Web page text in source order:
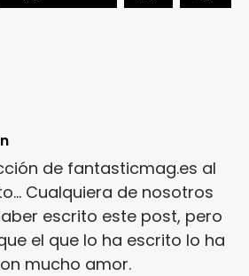
de fantasticmag.es al
Cualquiera de nosotros
escrito este post, pero
el que lo ha escrito lo ha
mucho amor.